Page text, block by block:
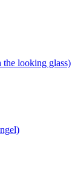
looking glass)